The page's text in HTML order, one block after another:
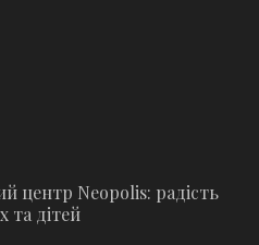
центр Neopolis: радість
та дітей